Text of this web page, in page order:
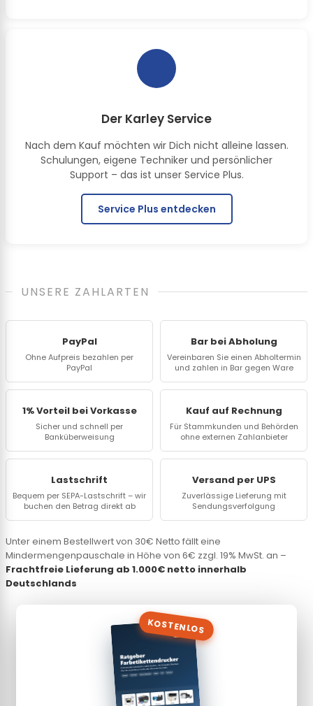
Der Karley Service
Nach dem Kauf möchten wir Dich nicht alleine lassen.
Schulungen, eigene Techniker und persönlicher
Support – das ist unser Service Plus.
Service Plus entdecken
UNSERE ZAHLARTEN
PayPal
Ohne Aufpreis bezahlen per
PayPal
Bar bei Abholung
Vereinbaren Sie einen Abholtermin
und zahlen in Bar gegen Ware
1% Vorteil bei Vorkasse
Sicher und schnell per
Banküberweisung
Kauf auf Rechnung
Für Stammkunden und Behörden
ohne externen Zahlanbieter
Lastschrift
Bequem per SEPA-Lastschrift – wir
buchen den Betrag direkt ab
Versand per UPS
Zuverlässige Lieferung mit
Sendungsverfolgung
Unter einem Bestellwert von 30€ Netto fällt eine
Mindermengenpauschale in Höhe von 6€ zzgl. 19% MwSt. an –
Frachtfreie Lieferung ab 1.000€ netto innerhalb
Deutschlands
KOSTENLOS